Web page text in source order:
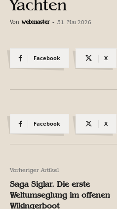
Yachten
Von webmaster - 31. Mai 2026
Facebook X
Facebook X
Vorheriger Artikel
Saga Siglar. Die erste
Weltumseglung im offenen
Wikingerboot